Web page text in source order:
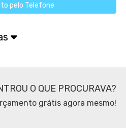
pelo Telefone
O QUE PROCURAVA?
grátis agora mesmo!